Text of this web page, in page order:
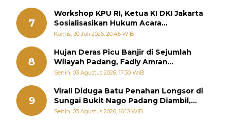
7
Workshop KPU RI, Ketua KI DKI Jakarta
Sosialisasikan Hukum Acara
Penyelesaian Sengketa Informasi Publik
Kamis, 30 Juli 2026, 20:45 WIB
8
Hujan Deras Picu Banjir di Sejumlah
Wilayah Padang, Fadly Amran
Perintahkan OPD Siaga
Senin, 03 Agustus 2026, 17:30 WIB
9
Viral! Diduga Batu Penahan Longsor di
Sungai Bukit Nago Padang Diambil,
Warga Khawatir Bencana Terulang
Senin, 03 Agustus 2026, 16:10 WIB